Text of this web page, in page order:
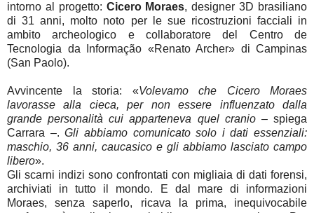
intorno al progetto: Cicero Moraes, designer 3D brasiliano
di 31 anni, molto noto per le sue ricostruzioni facciali in
ambito archeologico e collaboratore del Centro de
Tecnologia da Informação «Renato Archer» di Campinas
(San Paolo).
Avvincente la storia: «Volevamo che Cicero Moraes
lavorasse alla cieca, per non essere influenzato dalla
grande personalità cui apparteneva quel cranio – spiega
Carrara –. Gli abbiamo comunicato solo i dati essenziali:
maschio, 36 anni, caucasico e gli abbiamo lasciato campo
libero».
Gli scarni indizi sono confrontati con migliaia di dati forensi,
archiviati in tutto il mondo. E dal mare di informazioni
Moraes, senza saperlo, ricava la prima, inequivocabile